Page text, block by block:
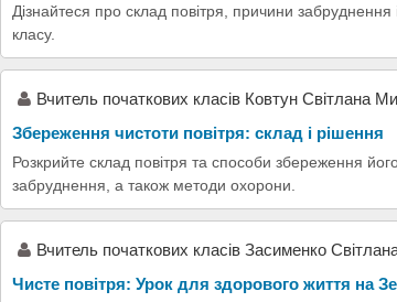
Дізнайтеся про склад повітря, причини
класу.
Вчитель початкових класів Ковтун Світлана
Збереження чистоти повітря: склад і рішення
Розкрийте склад повітря та способи збереження
забруднення, а також методи охорони.
Вчитель початкових класів Засименко
Чисте повітря: Урок для здорового життя на